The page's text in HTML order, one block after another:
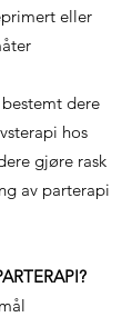
eller
dere
hos
gjøre rask
av parterapi